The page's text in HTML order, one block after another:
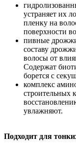
устраняет их
пленку на
поверхности
пивные
составу
волосы от
Содержат
борется с
комплекс
строительных
увлажняют.
Подходит для